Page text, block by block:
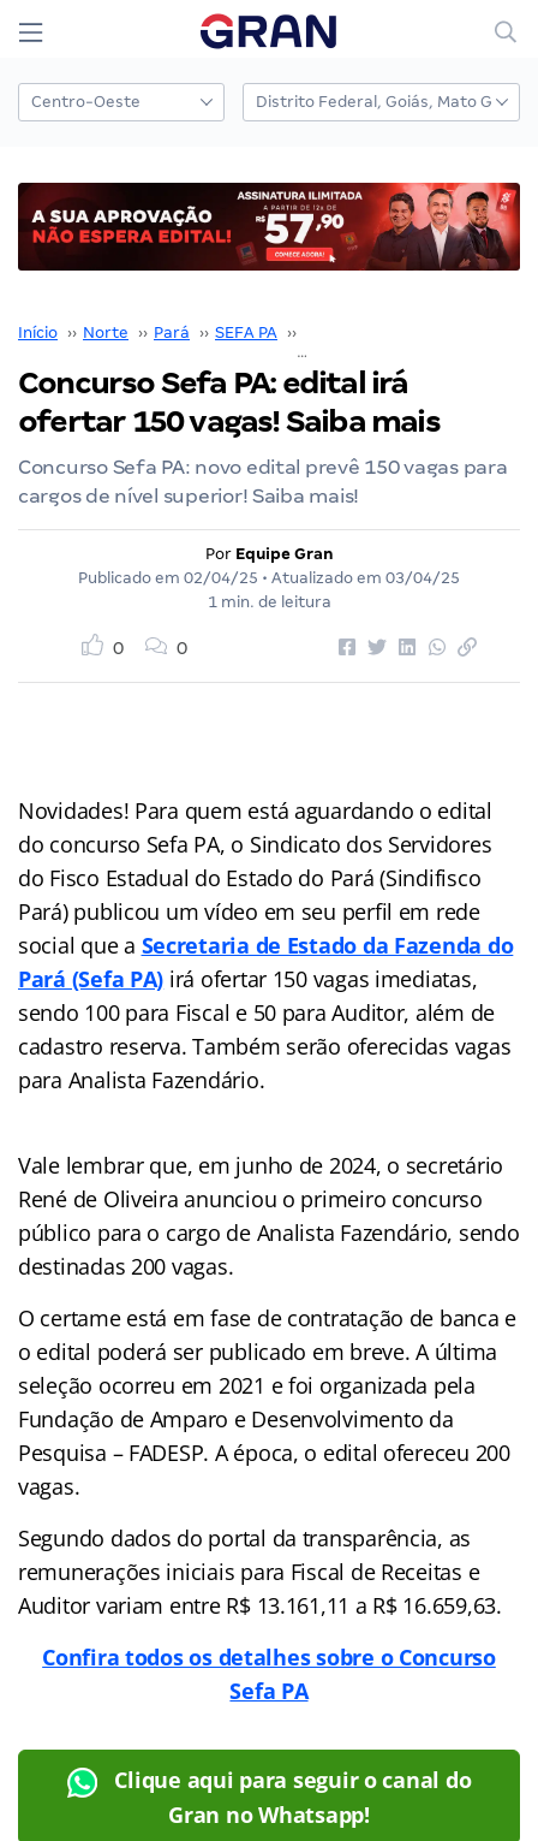
Início ›› Norte ›› Pará ›› SEFA PA ››
Concurso Sefa PA: edital irá
ofertar 150 vagas! Saiba mais
Concurso Sefa PA: novo edital prevê 150 vagas para
cargos de nível superior! Saiba mais!
Por Equipe Gran
Publicado em 02/04/25 • Atualizado em 03/04/25
1 min. de leitura
0 0
Novidades! Para quem está aguardando o edital
do concurso Sefa PA, o Sindicato dos Servidores
do Fisco Estadual do Estado do Pará (Sindifisco
Pará) publicou um vídeo em seu perfil em rede
social que a Secretaria de Estado da Fazenda do
Pará (Sefa PA) irá ofertar 150 vagas imediatas,
sendo 100 para Fiscal e 50 para Auditor, além de
cadastro reserva. Também serão oferecidas vagas
para Analista Fazendário.
Vale lembrar que, em junho de 2024, o secretário
René de Oliveira anunciou o primeiro concurso
público para o cargo de Analista Fazendário, sendo
destinadas 200 vagas.
O certame está em fase de contratação de banca e
o edital poderá ser publicado em breve. A última
seleção ocorreu em 2021 e foi organizada pela
Fundação de Amparo e Desenvolvimento da
Pesquisa – FADESP. A época, o edital ofereceu 200
vagas.
Segundo dados do portal da transparência, as
remunerações iniciais para Fiscal de Receitas e
Auditor variam entre R$ 13.161,11 a R$ 16.659,63.
Confira todos os detalhes sobre o Concurso
Sefa PA
Clique aqui para seguir o canal do
Gran no Whatsapp!